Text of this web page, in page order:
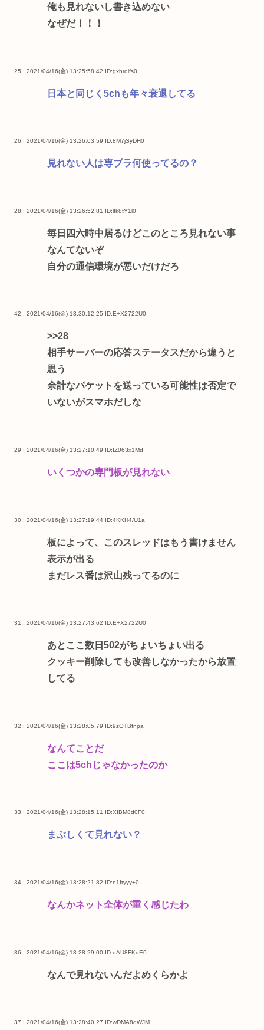
俺も見れないし書き込めない
なぜだ！！！
25 : 2021/04/16(金) 13:25:58.42 ID:gxhrqlfs0
日本と同じく5chも年々衰退してる
26 : 2021/04/16(金) 13:26:03.59 ID:8M7jSyDH0
見れない人は専ブラ何使ってるの？
28 : 2021/04/16(金) 13:26:52.81 ID:lfk8tY1l0
毎日四六時中居るけどこのところ見れない事
なんてないぞ
自分の通信環境が悪いだけだろ
42 : 2021/04/16(金) 13:30:12.25 ID:E+X2722U0
>>28
相手サーバーの応答ステータスだから違うと
思う
余計なパケットを送っている可能性は否定で
いないがスマホだしな
29 : 2021/04/16(金) 13:27:10.49 ID:IZ063x1Md
いくつかの専門板が見れない
30 : 2021/04/16(金) 13:27:19.44 ID:4KKH4/U1a
板によって、このスレッドはもう書けません
表示が出る
まだレス番は沢山残ってるのに
31 : 2021/04/16(金) 13:27:43.62 ID:E+X2722U0
あとここ数日502がちょいちょい出る
クッキー削除しても改善しなかったから放置
してる
32 : 2021/04/16(金) 13:28:05.79 ID:9zOTBfnpa
なんてことだ
ここは5chじゃなかったのか
33 : 2021/04/16(金) 13:28:15.11 ID:XIBM8d0F0
まぶしくて見れない？
34 : 2021/04/16(金) 13:28:21.82 ID:n1ftyyy+0
なんかネット全体が重く感じたわ
36 : 2021/04/16(金) 13:28:29.00 ID:qAU8FKqE0
なんで見れないんだよめくらかよ
37 : 2021/04/16(金) 13:28:40.27 ID:wDMA8dWJM